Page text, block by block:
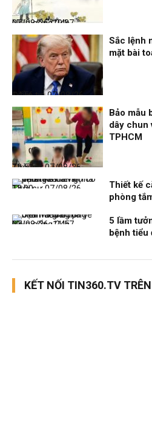
Nhịp sống 24h
07/08/26, 19:37
Điểm tin
07/08/26, 14:56
Sắc lệnh
mặt bài
Thời sự
07/08/26, 12:51
Bảo mẫu
dây chun
TPHCM
Thời sự
07/08/26, 12:00
Thiết kế
phòng
Nhịp sống 24h
07/08/26, 11:57
5 lầm
bệnh tiểu
KẾT NỐI TIN360.TV